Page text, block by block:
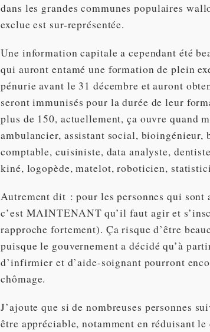
dans les grandes communes populaires
exclue est sur-représentée.
Une information capitale a cependant été
qui auront entamé une formation de plein
pénurie avant le 31 décembre et auront
seront immunisés pour la durée de leur
plus de 150, actuellement, ça ouvre quand
ambulancier, assistant social,
comptable, cuisiniste, data analyste,
kiné, logopède, matelot, roboticien,
Autrement dit : pour les personnes qui sont
c’est MAINTENANT qu’il faut agir et
rapproche fortement). Ça risque d’être
puisque le gouvernement a décidé qu’à
d’infirmier et d’aide-soignant pourront
chômage.
J’ajoute que si de nombreuses personnes
être appréciable, notamment en réduisant